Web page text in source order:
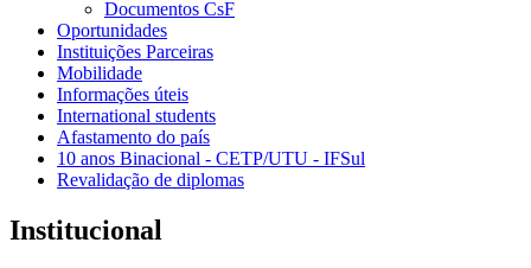
Documentos CsF
Oportunidades
Instituições Parceiras
Mobilidade
Informações úteis
International students
Afastamento do país
10 anos Binacional - CETP/UTU - IFSul
Revalidação de diplomas
Institucional